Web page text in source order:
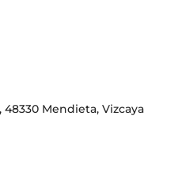
48330 Mendieta, Vizcaya